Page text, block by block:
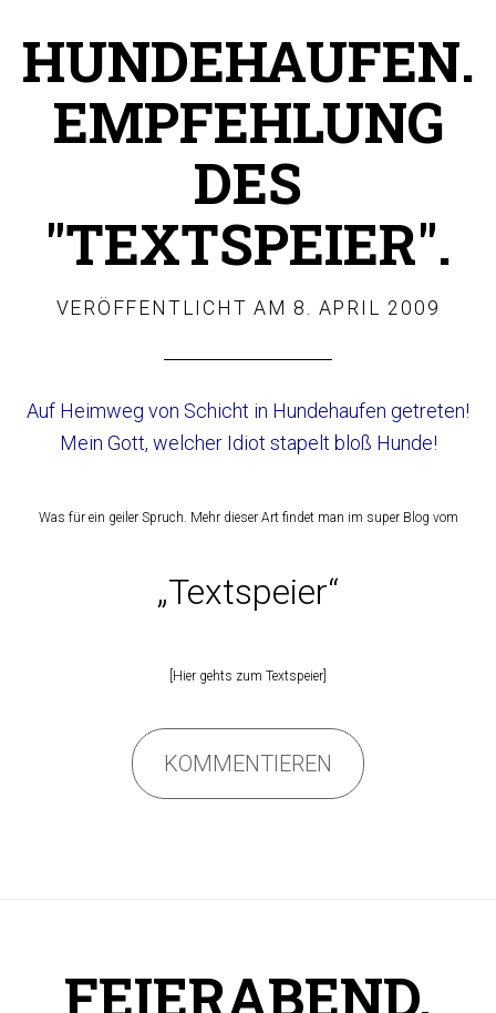
HUNDEHAUFEN.
EMPFEHLUNG
DES
"TEXTSPEIER".
VERÖFFENTLICHT AM 8. APRIL 2009
Auf Heimweg von Schicht in Hundehaufen getreten!
Mein Gott, welcher Idiot stapelt bloß Hunde!
Was für ein geiler Spruch. Mehr dieser Art findet man im super Blog vom
„Textspeier“
Hier gehts zum Textspeier
KOMMENTIEREN
FEIERABEND,